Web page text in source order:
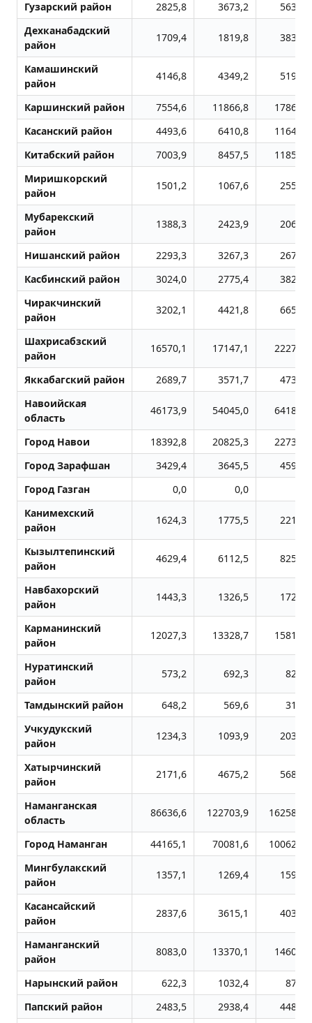
Гузарский район 2825,8 3673,2
5634,5
Дехканабадский
район
1709,4 1819,8 3834,1
Камашинский
район
4146,8 4349,2 5192,9
Каршинский район 7554,6 11866,8
17869,1
Касанский район
4493,6 6410,8
11644,0
Китабский район
7003,9 8457,5
11857,0
Миришкорский
район
1501,2 1067,6 2556,2
Мубарекский
район
1388,3 2423,9 2062,9
Нишанский район 2293,3 3267,3
2673,7
Касбинский район
3024,0 2775,4
3826,2
Чиракчинский
район
3202,1 4421,8 6654,3
Шахрисабзский
район
16570,1 17147,1 22277,3
Яккабагский район 2689,7 3571,7
4733,7
Навоийская
область
46173,9 54045,0 64187,6
Город Навои 18392,8 20825,3
22737,5
Город Заpафшан
3429,4 3645,5
4599,1
Город Газган
0,0 0,0
Канимехский
район
1624,3 1775,5 2210,0
Кызылтепинский
район
4629,4 6112,5 8252,6
Навбахорский
район
1443,3 1326,5 1724,6
Карманинский
район
12027,3 13328,7 15812,3
Нуратинский
район
573,2 692,3 822,5
Тамдынский район 648,2 569,6
313,2
Учкудукский
район
1234,3 1093,9 2031,0
Хатырчинский
район
2171,6 4675,2 5684,9
Наманганская
область
86636,6 122703,9 162585,2
Город Наманган 44165,1 70081,6
100626,2
Мингбулакский
район
1357,1 1269,4 1599,3
Касансайский
район
2837,6 3615,1 4031,0
Наманганский
район
8083,0 13370,1 14606,5
Нарынский район 622,3 1032,4
876,8
Папский район
2483,5 2938,4
4480,0